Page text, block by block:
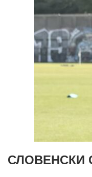
СЛОВЕНСКИ